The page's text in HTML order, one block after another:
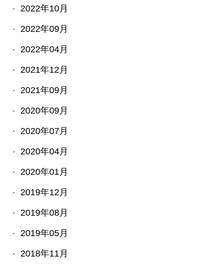
2022年10月
2022年09月
2022年04月
2021年12月
2021年09月
2020年09月
2020年07月
2020年04月
2020年01月
2019年12月
2019年08月
2019年05月
2018年11月